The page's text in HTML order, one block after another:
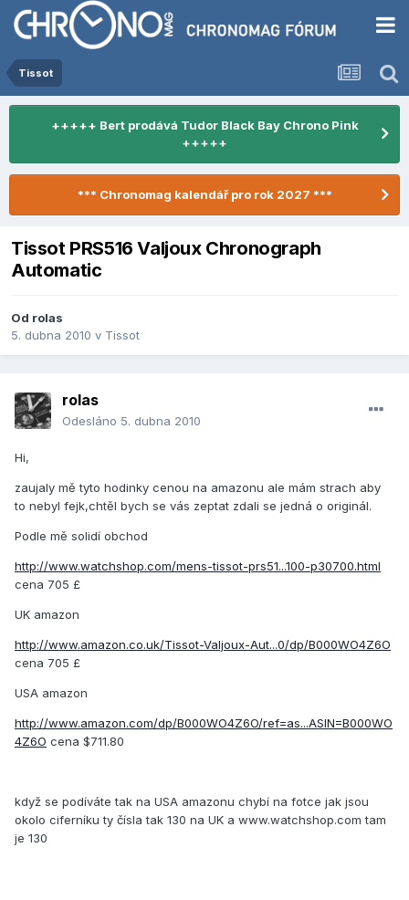
Tissot
+++++ Bert prodává Tudor Black Bay Chrono Pink
+++++
*** Chronomag kalendář pro rok 2027 ***
Tissot PRS516 Valjoux Chronograph
Automatic
Od rolas
5. dubna 2010 v Tissot
rolas
Odesláno 5. dubna 2010
Hi,
zaujaly mě tyto hodinky cenou na amazonu ale mám strach aby
to nebyl fejk,chtěl bych se vás zeptat zdali se jedná o originál.
Podle mě solidí obchod
http://www.watchshop.com/mens-tissot-prs51...100-p30700.html
cena 705 £
UK amazon
http://www.amazon.co.uk/Tissot-Valjoux-Aut...0/dp/B000WO4Z6O
cena 705 £
USA amazon
http://www.amazon.com/dp/B000WO4Z6O/ref=as...ASIN=B000WO
4Z6O cena $711.80
když se podíváte tak na USA amazonu chybí na fotce jak jsou
okolo ciferníku ty čísla tak 130 na UK a www.watchshop.com tam
je 130